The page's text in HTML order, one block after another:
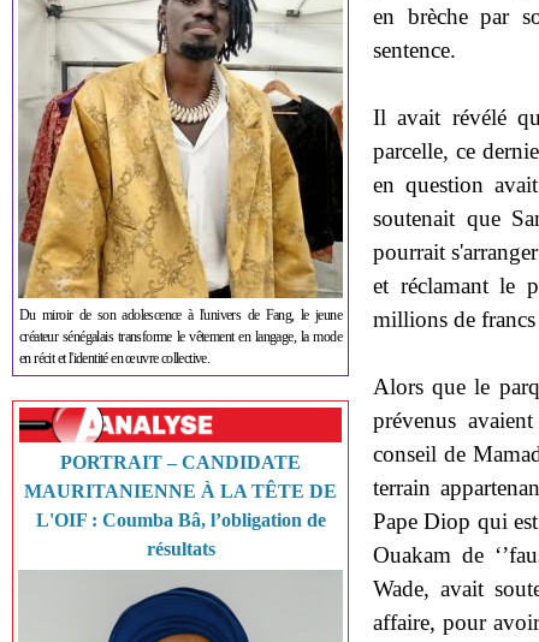
Du miroir de son adolescence à l'univers de Fang, le jeune
créateur sénégalais transforme le vêtement en langage, la mode
en récit et l'identité en œuvre collective.
PORTRAIT – CANDIDATE
MAURITANIENNE À LA TÊTE DE
L'OIF : Coumba Bâ, l’obligation de
résultats
en brèche par
sentence.
Il avait révélé
parcelle, ce
en question
soutenait que
pourrait
et réclamant le
millions de
Alors que le
prévenus
conseil de
terrain
Pape Diop qui
Ouakam de
Wade, avait
affaire, pour